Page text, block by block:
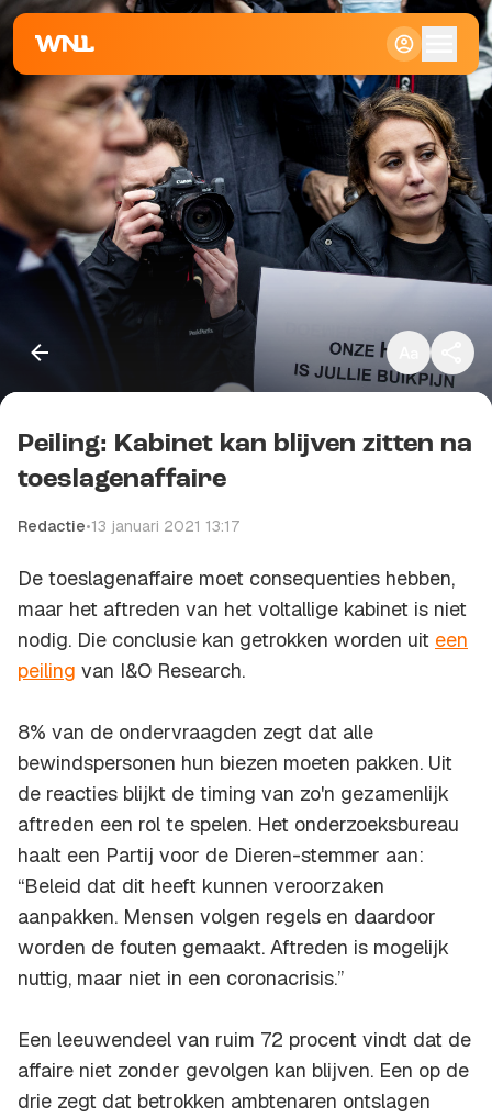
Klein
Standaard
Kopieer link
Peiling: Kabinet kan blijven zitten na
toeslagenaffaire
Redactie•13 januari 2021 13:17
De toeslagenaffaire moet consequenties hebben,
maar het aftreden van het voltallige kabinet is niet
nodig. Die conclusie kan getrokken worden uit een
peiling van I&O Research.
8% van de ondervraagden zegt dat alle
bewindspersonen hun biezen moeten pakken. Uit
de reacties blijkt de timing van zo'n gezamenlijk
aftreden een rol te spelen. Het onderzoeksbureau
haalt een Partij voor de Dieren-stemmer aan:
“Beleid dat dit heeft kunnen veroorzaken
aanpakken. Mensen volgen regels en daardoor
worden de fouten gemaakt. Aftreden is mogelijk
nuttig, maar niet in een coronacrisis.”
Een leeuwendeel van ruim 72 procent vindt dat de
affaire niet zonder gevolgen kan blijven. Een op de
drie zegt dat betrokken ambtenaren ontslagen